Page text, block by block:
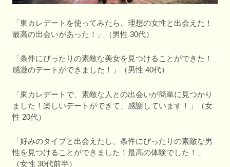
「東カレデートを使ってみたら、理想の女性と出会えた！
最高の出会いがあった！」（男性 30代）
「条件にぴったりの素敵な美女を見つけることができた！
感激のデートができました！」（男性 40代）
「東カレデートで、素敵な人との出会いが簡単に見つかり
ました！楽しいデートができて、感謝しています！」（女
性 20代）
「好みのタイプと出会えたし、条件にぴったりの素敵な男
性を見つけることができました！最高の体験でした！」
（女性 30代前半）